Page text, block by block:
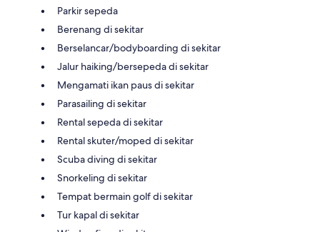
Parkir sepeda
Berenang di sekitar
Berselancar/bodyboarding di sekitar
Jalur haiking/bersepeda di sekitar
Mengamati ikan paus di sekitar
Parasailing di sekitar
Rental sepeda di sekitar
Rental skuter/moped di sekitar
Scuba diving di sekitar
Snorkeling di sekitar
Tempat bermain golf di sekitar
Tur kapal di sekitar